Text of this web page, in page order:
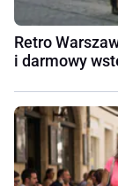
Retro
i darmowy